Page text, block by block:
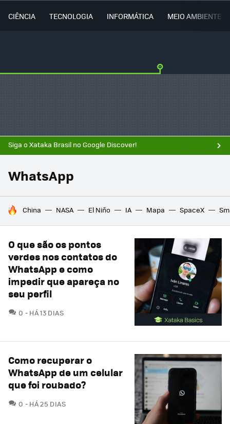
CIÊNCIA TECNOLOGIA INFORMÁTICA MEIO AMBIENTE
Siga o Xataka Brasil no Google Discover!
WhatsApp
TENDÊNCIAS DO DIA
China NASA El Niño IA Mapa SpaceX
O que são os pontos
verdes nos contatos do
WhatsApp e como
impedir que apareça no
seu perfil
0 COMENTÁRIOS
HÁ 13 DIAS
Como recuperar o
WhatsApp de um celular
que foi roubado?
0 COMENTÁRIOS
HÁ 25 DIAS